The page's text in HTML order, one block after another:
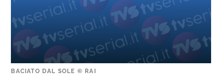
BACIATO DAL SOLE © RAI